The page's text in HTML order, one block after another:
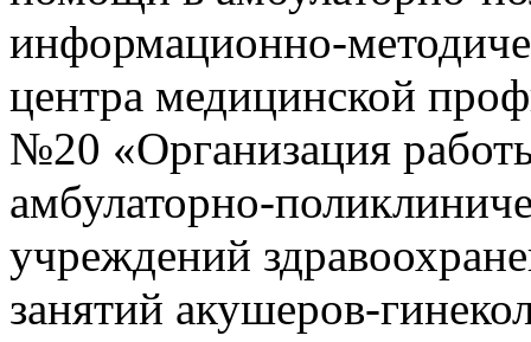
информационно-
центра медицинской
№20 «Организация
амбулаторно-
учреждений
занятий акушеров-